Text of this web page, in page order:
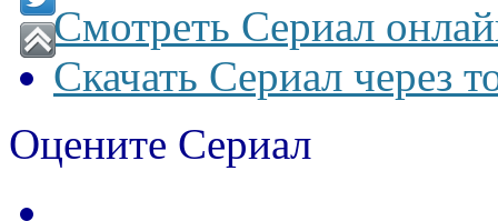
Смотреть Сериал
Скачать Сериал через
Оцените Сериал